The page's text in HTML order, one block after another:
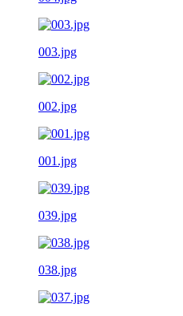
003.jpg
002.jpg
001.jpg
039.jpg
038.jpg